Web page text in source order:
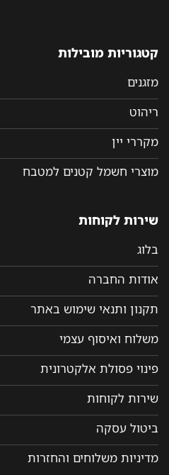
קטגוריות מובילות
מזגנים
ריהוט
מקררי יין
מוצרי חשמל קטנים למטבח
שירות לקוחות
בלוג
אודות החברה
תקנון ותנאי שימוש באתר
משלוח ואיסוף עצמי
פינוי פסולת אלקטרונית
שירות לקוחות
ביטול עסקה
מדיניות משלוחים והחזרות